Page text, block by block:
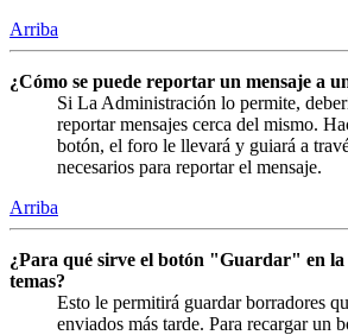
Arriba
¿Cómo se puede reportar un mensaje a
Si La Administración lo permite,
reportar mensajes cerca del mismo.
botón, el foro le llevará y guiará a
necesarios para reportar el mensaje.
Arriba
¿Para qué sirve el botón "Guardar" en
temas?
Esto le permitirá guardar borradores
enviados más tarde. Para recargar un